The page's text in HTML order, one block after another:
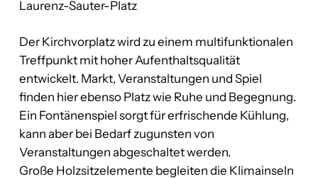
Laurenz-Sauter-Platz
Der Kirchvorplatz wird zu einem multifunktionalen
Treffpunkt mit hoher Aufenthaltsqualität
entwickelt. Markt, Veranstaltungen und Spiel
finden hier ebenso Platz wie Ruhe und Begegnung.
Ein Fontänenspiel sorgt für erfrischende Kühlung,
kann aber bei Bedarf zugunsten von
Veranstaltungen abgeschaltet werden.
Große Holzsitzelemente begleiten die Klimainseln